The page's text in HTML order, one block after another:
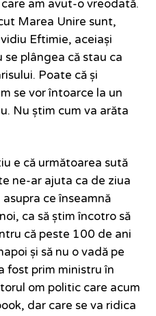
am avut-o vreodată.
Marea Unire sunt,
Eftimie, aceiași
se plângea că stau ca
Poate că și
se vor întoarce la un
Nu știm cum va arăta
e că următoarea sută
ne-ar ajuta ca de ziua
ce înseamnă
ca să știm încotro să
că peste 100 de ani
și să nu o vadă pe
fost prim ministru în
om politic care acum
dar care se va ridica